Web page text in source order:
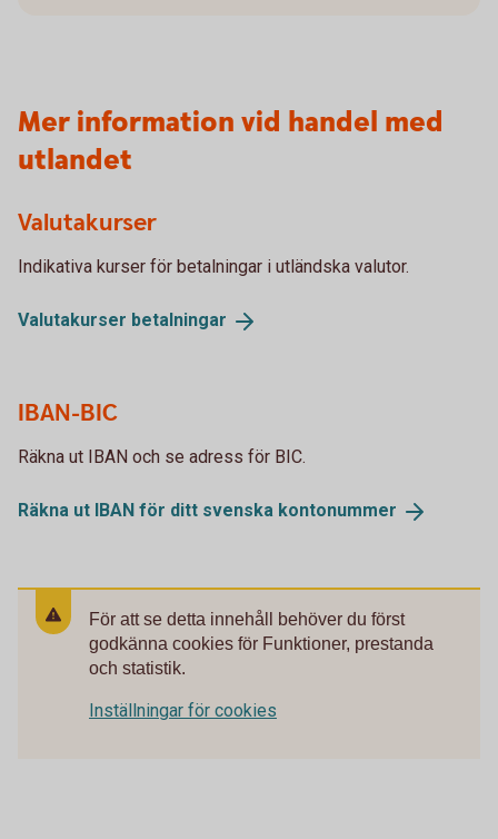
Mer information vid handel med
utlandet
Valutakurser
Indikativa kurser för betalningar i utländska valutor.
Valutakurser betalningar
IBAN-BIC
Räkna ut IBAN och se adress för BIC.
Räkna ut IBAN för ditt svenska kontonummer
För att se detta innehåll behöver du först
godkänna cookies för Funktioner, prestanda
och statistik.
Inställningar för cookies